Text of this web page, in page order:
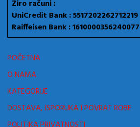
Žiro računi :
UniCredit Bank : 5517202262712219
Raiffeisen Bank : 1610000356240077
POČETNA
O NAMA
KATEGORIJE
DOSTAVA, ISPORUKA I POVRAT ROBE